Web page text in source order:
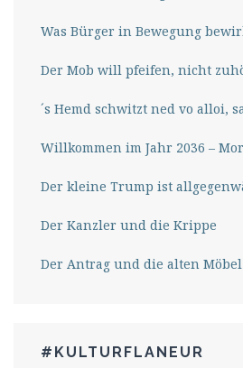
Was Bürger in Bewegung
Der Mob will pfeifen, nicht
´s Hemd schwitzt ned vo alloi,
Willkommen im Jahr 2036 –
Der kleine Trump ist
Der Kanzler und die Krippe
Der Antrag und die alten Möbel
#KULTURFLANEUR